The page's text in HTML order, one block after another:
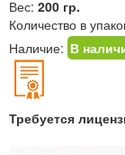
Вес: 200 гр.
Количество в
Наличие: В
Требуется